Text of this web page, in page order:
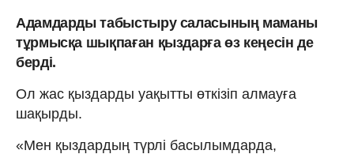
Адамдарды табыстыру саласының маманы
тұрмысқа шықпаған қыздарға өз кеңесін де
берді.
Ол жас қыздарды уақытты өткізіп алмауға
шақырды.
«Мен қыздардың түрлі басылымдарда,